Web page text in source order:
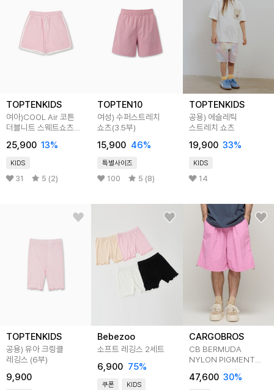
TOPTENKIDS
여아)COOL Air 코튼
더블니트 스웨트쇼츠
25,900 13%
KIDS
31 5 (2)
TOPTEN10
여성) 수퍼스트레치
쇼츠(3.5부)
15,900 46%
특별사이즈
100 5 (8)
TOPTENKIDS
공용) 에슬레틱
스트레치 쇼츠
19,900 33%
KIDS
14
TOPTENKIDS
공용) 유아 크링클
레깅스 (6부)
9,900
Bebezoo
소프트 레깅스 2세트
6,900 75%
쿠폰 KIDS
CARGOBROS
CB BERMUDA
NYLON PIGMENT
(PINK)
47,600 30%